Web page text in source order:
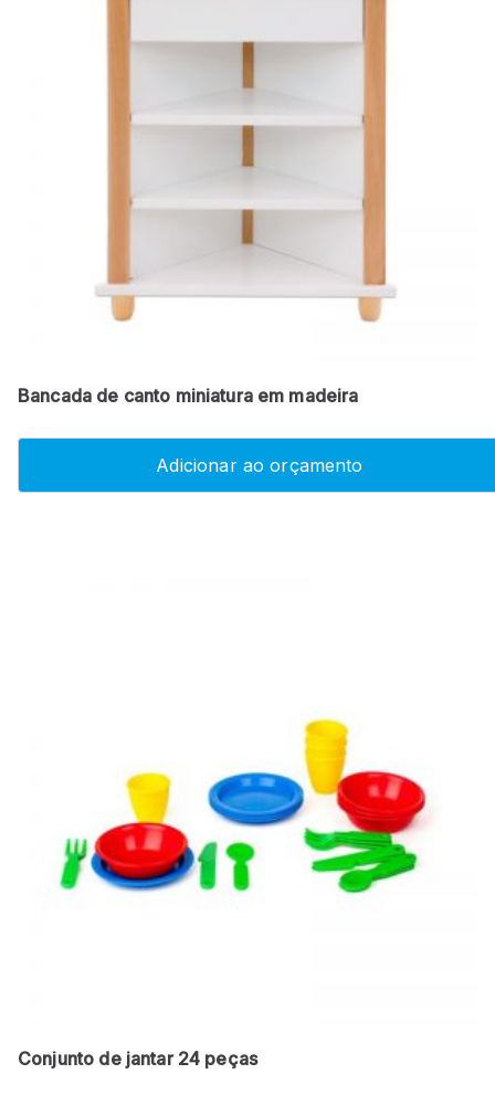
Bancada de canto miniatura em madeira
Adicionar ao orçamento
Conjunto de jantar 24 peças